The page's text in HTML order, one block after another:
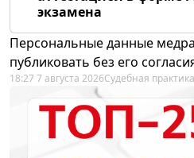
экзамена
Персональные данные
публиковать без его
18:27 7 августа 2026Судебная практика